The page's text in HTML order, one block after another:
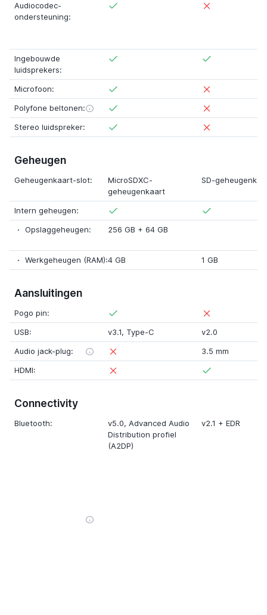
Audiocodec-
ondersteuning:
Ingebouwde
luidsprekers:
Microfoon:
Polyfone beltonen:
Stereo luidspreker:
Geheugen
Geheugenkaart-slot:
MicroSDXC-
geheugenkaart
SD-
Intern geheugen:
Opslaggeheugen:
256 GB + 64 GB
Werkgeheugen (RAM):4 GB 1 GB
Aansluitingen
Pogo pin:
USB:
v3.1, Type-C
v2.0
Audio jack-plug:
3.5 mm
HDMI:
Connectivity
Bluetooth: v5.0, Advanced Audio
Distribution profiel
(A2DP)
v2.1 + EDR